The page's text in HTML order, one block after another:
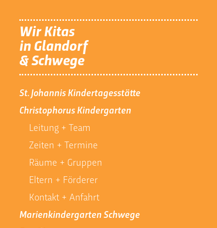
Wir Kitas
in Glandorf
& Schwege
St. Johannis Kindertagesstätte
Christophorus Kindergarten
Leitung + Team
Zeiten + Termine
Räume + Gruppen
Eltern + Förderer
Kontakt + Anfahrt
Marienkindergarten Schwege